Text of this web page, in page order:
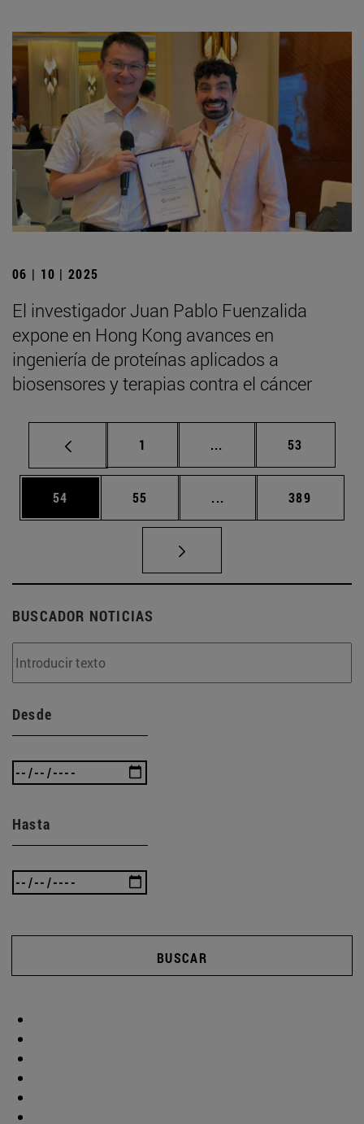
06 | 10 | 2025
El investigador Juan Pablo Fuenzalida
expone en Hong Kong avances en
ingeniería de proteínas aplicados a
biosensores y terapias contra el cáncer
Página
1 ... Páginas intermedias
Página
53
Página
54 Página
55 ... Páginas intermedias
Página
389
BUSCADOR NOTICIAS
Desde
Hasta
BUSCAR